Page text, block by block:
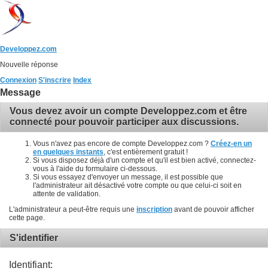
Developpez.com
Nouvelle réponse
Connexion S'inscrire Index
Message
Vous devez avoir un compte Developpez.com et être
connecté pour pouvoir participer aux discussions.
Vous n'avez pas encore de compte Developpez.com ? Créez-en un
en quelques instants , c'est entièrement gratuit !
Si vous disposez déjà d'un compte et qu'il est bien activé, connectez-
vous à l'aide du formulaire ci-dessous.
Si vous essayez d'envoyer un message, il est possible que
l'administrateur ait désactivé votre compte ou que celui-ci soit en
attente de validation.
L'administrateur a peut-être requis une inscription avant de pouvoir afficher
cette page.
S'identifier
Identifiant: